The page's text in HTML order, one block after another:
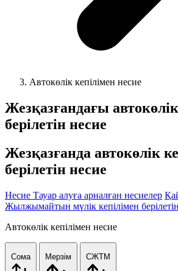
Автокөлік кепілімен несие
Жезқазғандағы
берілетін несие
Жезқазғанда автокөлік
берілетін несие
Несие Тауар алуға арналған несиелер
Жылжымайтын мүлік кепілімен
Автокөлік кепілімен несие
Сома Мерзім СЖТМ